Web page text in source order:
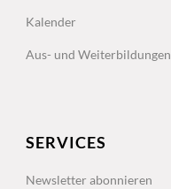
Kalender
Aus- und Weiterbildungen
SERVICES
Newsletter abonnieren